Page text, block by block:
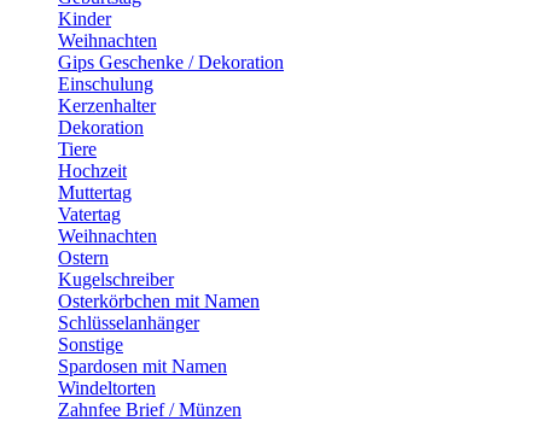
Kinder
Weihnachten
Gips Geschenke / Dekoration
Einschulung
Kerzenhalter
Dekoration
Tiere
Hochzeit
Muttertag
Vatertag
Weihnachten
Ostern
Kugelschreiber
Osterkörbchen mit Namen
Schlüsselanhänger
Sonstige
Spardosen mit Namen
Windeltorten
Zahnfee Brief / Münzen